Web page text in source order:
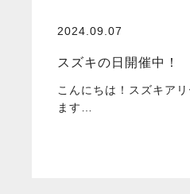
2024.09.07
スズキの日開催中！
こんにちは！スズキア
ます…